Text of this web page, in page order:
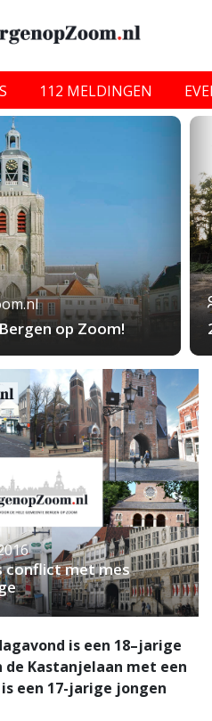
112 MELDINGEN
op Zoom!
conflict met mes
is een 18–jarige
Kastanjelaan met een
een 17-jarige jongen